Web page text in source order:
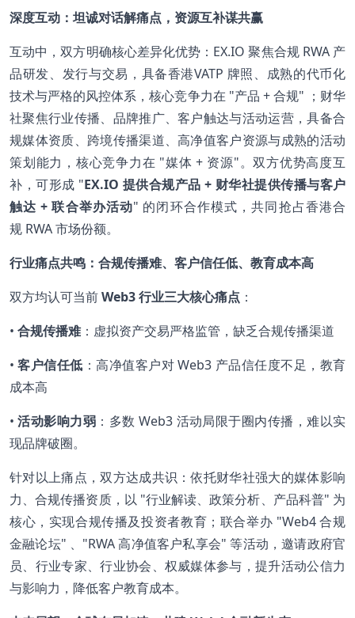
深度互动：坦诚对话解痛点，资源互补谋共赢
互动中，双方明确核心差异化优势：EX.IO 聚焦合规 RWA 产
品研发、发行与交易，具备香港VATP 牌照、成熟的代币化
技术与严格的风控体系，核心竞争力在 "产品 + 合规" ；财华
社聚焦行业传播、品牌推广、客户触达与活动运营，具备合
规媒体资质、跨境传播渠道、高净值客户资源与成熟的活动
策划能力，核心竞争力在 "媒体 + 资源"。双方优势高度互
补，可形成 "EX.IO 提供合规产品 + 财华社提供传播与客户
触达 + 联合举办活动" 的闭环合作模式，共同抢占香港合
规 RWA 市场份额。
行业痛点共鸣：合规传播难、客户信任低、教育成本高
双方均认可当前Web3 行业三大核心痛点 ：
• 合规传播难：虚拟资产交易严格监管，缺乏合规传播渠道
• 客户信任低 ：高净值客户对 Web3 产品信任度不足，教育
成本高
•活动影响力弱 ：多数 Web3 活动局限于圈内传播，难以实
现品牌破圈。
针对以上痛点，双方达成共识：依托财华社强大的媒体影响
力、合规传播资质，以 "行业解读、政策分析、产品科普" 为
核心，实现合规传播及投资者教育；联合举办 "Web4 合规
金融论坛" 、"RWA 高净值客户私享会" 等活动，邀请政府官
员、行业专家、行业协会、权威媒体参与，提升活动公信力
与影响力，降低客户教育成本。